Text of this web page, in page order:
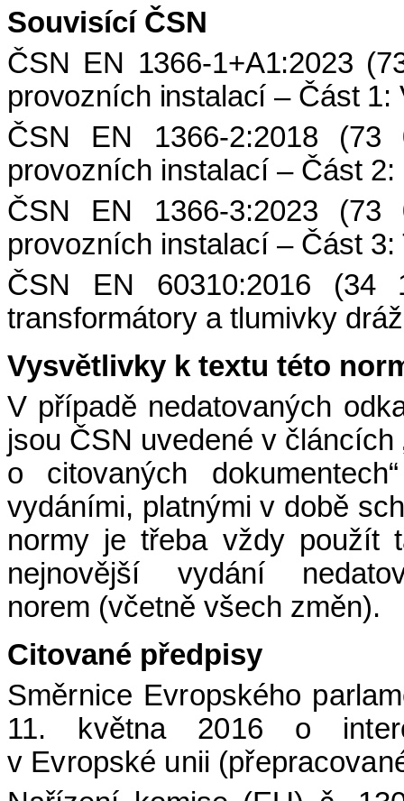
Souvisící ČSN
ČSN EN 1366-1+A1:2023
provozních instalací – Část 1:
ČSN EN 1366-2:2018 (73
provozních instalací – Část
ČSN EN 1366-3:2023 (73
provozních instalací – Část
ČSN EN 60310:2016
transformátory a tlumivky
Vysvětlivky k textu této
V případě nedatovaných
jsou ČSN uvedené v článcích
o citovaných
vydáními, platnými v době
normy je třeba vždy použít
nejnovější vydání
norem (včetně všech změn).
Citované předpisy
Směrnice Evropského
11. května 2016 o
v Evropské unii